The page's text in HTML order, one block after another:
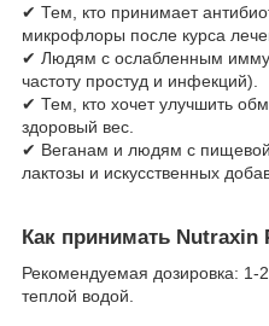
✔ Тем, кто принимает
микрофлоры после курса
✔ Людям с ослабленным
частоту простуд и инфекций).
✔ Тем, кто хочет улучшить
здоровый вес.
✔ Веганам и людям с пищевой
лактозы и искусственных
Как принимать Nutraxin
Рекомендуемая дозировка: 1-
теплой водой.